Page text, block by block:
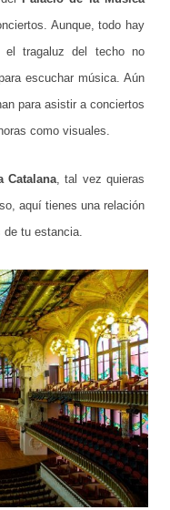
s
m
e
t
a
Aunque, todo hay
tragaluz del techo no
escuchar música. Aún
para asistir a conciertos
como visuales.
Catalana, tal vez quieras
aquí tienes una relación
de tu estancia.